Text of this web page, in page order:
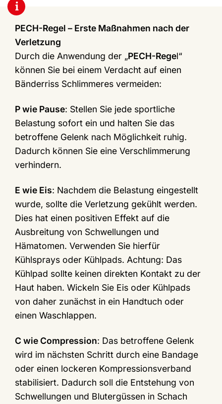
i
PECH-Regel – Erste Maßnahmen nach der
Verletzung
Durch die Anwendung der „PECH-Regel“
können Sie bei einem Verdacht auf einen
Bänderriss Schlimmeres vermeiden:
P wie Pause: Stellen Sie jede sportliche
Belastung sofort ein und halten Sie das
betroffene Gelenk nach Möglichkeit ruhig.
Dadurch können Sie eine Verschlimmerung
verhindern.
E wie Eis: Nachdem die Belastung eingestellt
wurde, sollte die Verletzung gekühlt werden.
Dies hat einen positiven Effekt auf die
Ausbreitung von Schwellungen und
Hämatomen. Verwenden Sie hierfür
Kühlsprays oder Kühlpads. Achtung: Das
Kühlpad sollte keinen direkten Kontakt zu der
Haut haben. Wickeln Sie Eis oder Kühlpads
von daher zunächst in ein Handtuch oder
einen Waschlappen.
C wie Compression: Das betroffene Gelenk
wird im nächsten Schritt durch eine Bandage
oder einen lockeren Kompressionsverband
stabilisiert. Dadurch soll die Entstehung von
Schwellungen und Blutergüssen in Schach